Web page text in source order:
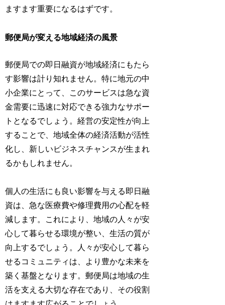
ますます重要になるはずです。
郵便局が変える地域経済の風景
郵便局での即日融資が地域経済にもたら
す影響は計り知れません。特に地元の中
小企業にとって、このサービスは急な資
金需要に迅速に対応できる強力なサポー
トとなるでしょう。経営の安定性が向上
することで、地域全体の経済活動が活性
化し、新しいビジネスチャンスが生まれ
るかもしれません。
個人の生活にも良い影響を与える即日融
資は、急な医療費や修理費用の心配を軽
減します。これにより、地域の人々が安
心して暮らせる環境が整い、生活の質が
向上するでしょう。人々が安心して暮ら
せるコミュニティは、より豊かな未来を
築く基盤となります。郵便局は地域の生
活を支える大切な存在であり、その役割